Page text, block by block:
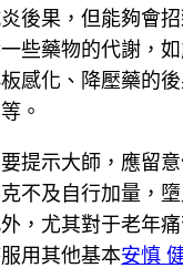
後果，但能夠會
些藥物的代謝，
感化、降壓藥的
。
提示大師，應留
不及自行加量，
，尤其對于老年
用其他基本安慎